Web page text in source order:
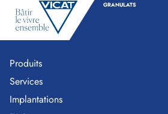
GRANULATS
Produits
Services
Implantations